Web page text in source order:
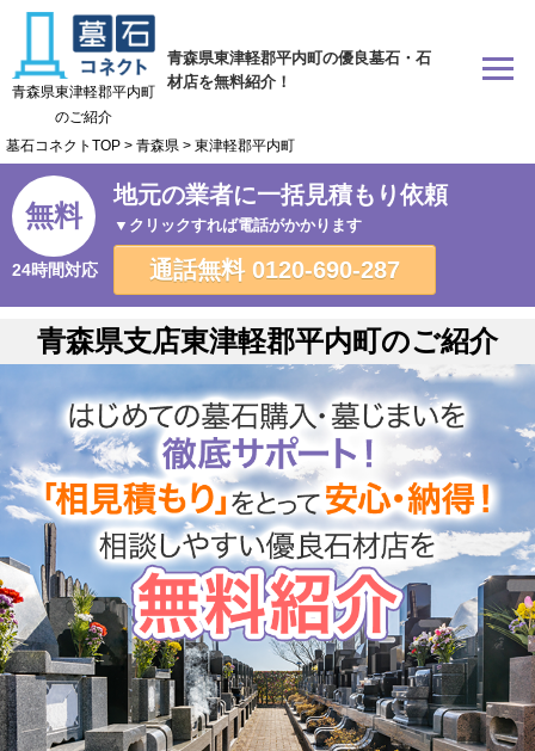
青森県東津軽郡平内町の優良墓石・石
材店を無料紹介！
青森県東津軽郡平内町
のご紹介
墓石コネクトTOP > 青森県 > 東津軽郡平内町
無料
24時間対応
地元の業者に一括見積もり依頼
▼クリックすれば電話がかかります
通話無料 0120-690-287
青森県支店東津軽郡平内町のご紹介